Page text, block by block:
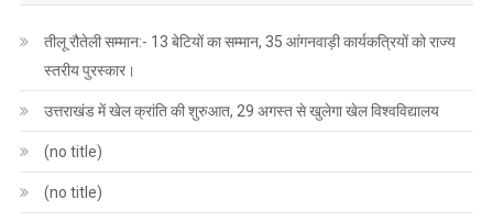
तीलू रौतेली सम्मान:- 13 बेटियों का सम्मान, 35 आंगनवाड़ी कार्यकत्रियों को राज्य
स्तरीय पुरस्कार।
उत्तराखंड में खेल क्रांति की शुरुआत, 29 अगस्त से खुलेगा खेल विश्वविद्यालय
(no title)
(no title)